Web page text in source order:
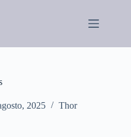
2025 Thor